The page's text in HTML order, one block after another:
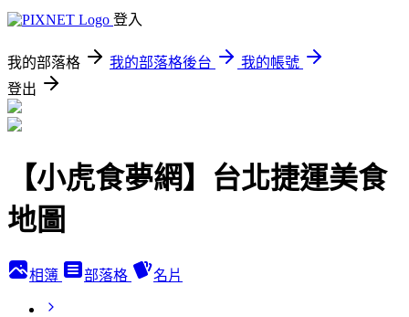
登入
我的部落格 我的部落格後台
我的帳號
登出
【小虎食夢網】台北捷運美食
地圖
相簿 部落格 名片